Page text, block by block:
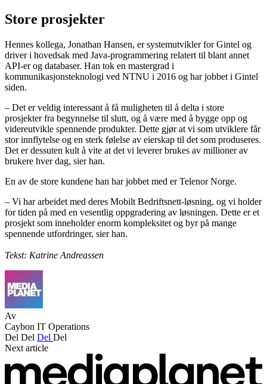
Store prosjekter
Hennes kollega, Jonathan Hansen, er systemutvikler for Gintel og
driver i hovedsak med Java-programmering relatert til blant annet
API-er og databaser. Han tok en mastergrad i
kommunikasjonsteknologi ved NTNU i 2016 og har jobbet i Gintel
siden.
– Det er veldig interessant å få muligheten til å delta i store
prosjekter fra begynnelse til slutt, og å være med å bygge opp og
videreutvikle spennende produkter. Dette gjør at vi som utviklere får
stor innflytelse og en sterk følelse av eierskap til det som produseres.
Det er dessuten kult å vite at det vi leverer brukes av millioner av
brukere hver dag, sier han.
En av de store kundene han har jobbet med er Telenor Norge.
– Vi har arbeidet med deres Mobilt Bedriftsnett-løsning, og vi holder
for tiden på med en vesentlig oppgradering av løsningen. Dette er et
prosjekt som inneholder enorm kompleksitet og byr på mange
spennende utfordringer, sier han.
Tekst: Katrine Andreassen
Av
Caybon IT Operations
Del Del Del Del
Next article